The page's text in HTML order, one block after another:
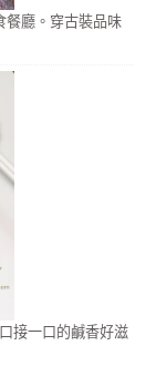
餐廳。穿古裝品味
接一口的鹹香好滋